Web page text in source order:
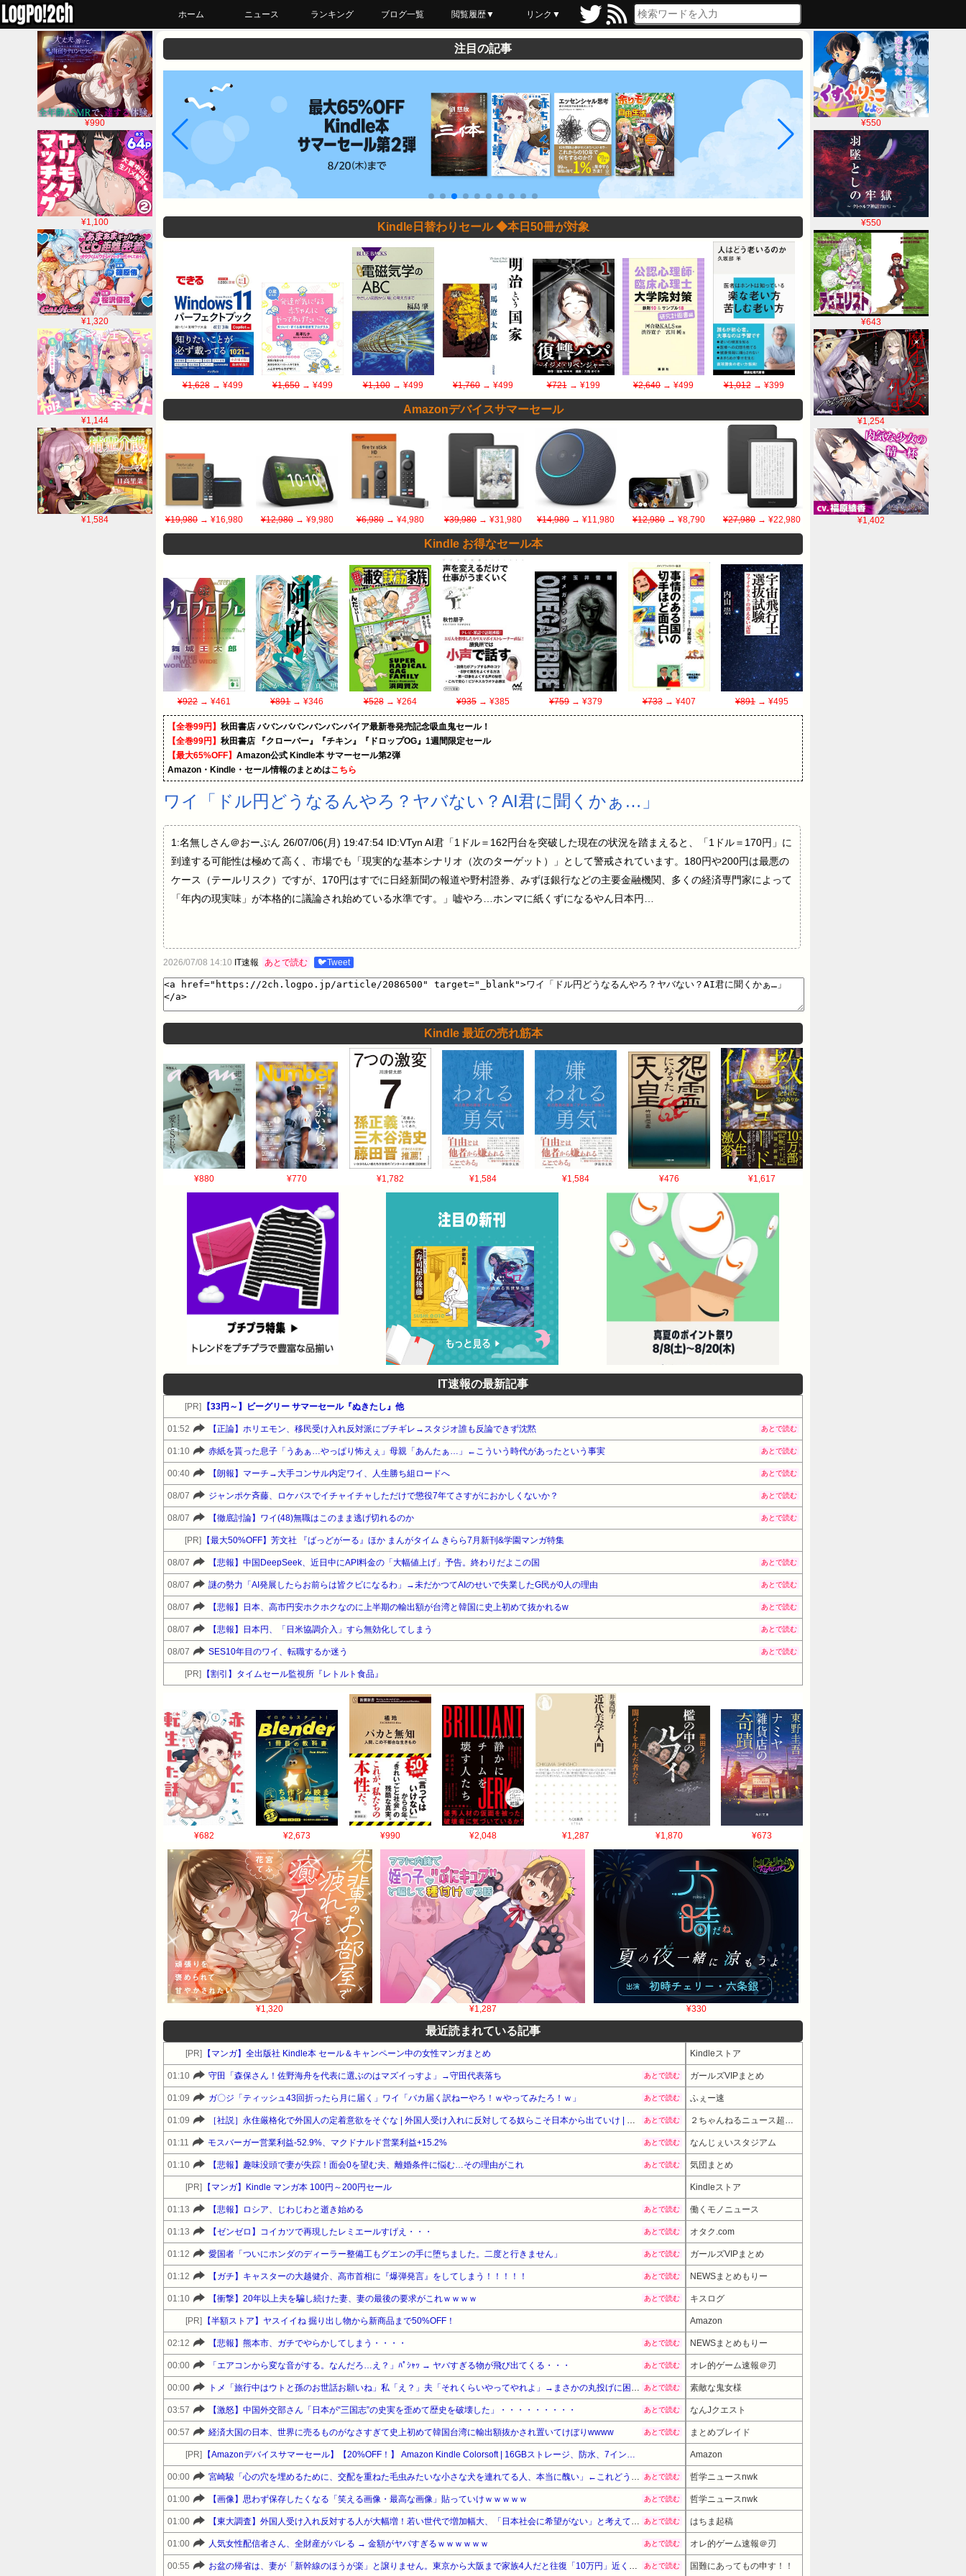
ホーム ニュース ランキング ブログ一覧 閲覧履歴▼
最近読んだ
あとで読む
ブックマーク
リンク▼
¥550
¥550
¥643
¥1,254
¥1,402
¥990
¥1,100
¥1,320
¥1,144
¥1,584
注目の記事
Kindle日替わりセール ◆本日50冊が対象
¥1,628→ ¥499 ¥1,650 → ¥499 ¥1,100→ ¥499 ¥1,760 → ¥499 ¥721→ ¥199 ¥2,640 → ¥499 ¥1,012→ ¥399
Amazonデバイスサマーセール
¥19,980 → ¥16,980 ¥12,980→ ¥9,980 ¥6,980→ ¥4,980 ¥39,980→ ¥31,980 ¥14,980→ ¥11,980 ¥12,980→ ¥8,790 ¥27,980→ ¥22,980
Kindle お得なセール本
¥922 → ¥461 ¥891→ ¥346 ¥528→ ¥264 ¥935→ ¥385 ¥759→ ¥379 ¥733→ ¥407 ¥891→ ¥495
【全巻99円】 秋田書店 ババンババンバンバンパイア最新巻発売記念吸血鬼セール！
【全巻99円】 秋田書店 『クローバー』『チキン』『ドロップOG』1週間限定セール
【最大65%OFF】 Amazon公式 Kindle本 サマーセール第2弾
Amazon・Kindle・セール情報のまとめはこちら
ワイ「ドル円どうなるんやろ？ヤバない？AI君に聞くかぁ…」
1:名無しさん＠おーぷん 26/07/06(月) 19:47:54 ID:VTyn AI君「1ドル＝162円台を突破した現在の状況を踏まえると、「1ドル＝170円」に
到達する可能性は極めて高く、市場でも「現実的な基本シナリオ（次のターゲット）」として警戒されています。180円や200円は最悪の
ケース（テールリスク）ですが、170円はすでに日経新聞の報道や野村證券、みずほ銀行などの主要金融機関、多くの経済専門家によって
「年内の現実味」が本格的に議論され始めている水準です。」嘘やろ…ホンマに紙くずになるやん日本円…
2026/07/08 14:10 IT速報 あとで読む 🐦Tweet
Kindle 最近の売れ筋本
¥880 ¥770 ¥1,782 ¥1,584 ¥1,584 ¥476 ¥1,617
IT速報の最新記事
[PR] 【33円～】ビーグリー サマーセール『ぬきたし』他
01:52 【正論】ホリエモン、移民受け入れ反対派にブチギレ→スタジオ誰も反論できず沈黙 あとで読む
01:10 赤紙を貰った息子「うあぁ…やっぱり怖えぇ」母親「あんたぁ…」←こういう時代があったという事実 あとで読む
00:40 【朗報】マーチ→大手コンサル内定ワイ、人生勝ち組ロードへ あとで読む
08/07 ジャンポケ斉藤、ロケバスでイチャイチャしただけで懲役7年てさすがにおかしくないか？ あとで読む
08/07 【徹底討論】ワイ(48)無職はこのまま逃げ切れるのか あとで読む
[PR] 【最大50%OFF】芳文社 『ばっどがーる』ほか まんがタイム きらら7月新刊&学園マンガ特集
08/07 【悲報】中国DeepSeek、近日中にAPI料金の「大幅値上げ」予告。終わりだよこの国 あとで読む
08/07 謎の勢力「AI発展したらお前らは皆クビになるわ」→未だかつてAIのせいで失業したG民が0人の理由 あとで読む
08/07 【悲報】日本、高市円安ホクホクなのに上半期の輸出額が台湾と韓国に史上初めて抜かれるw あとで読む
08/07 【悲報】日本円、「日米協調介入」すら無効化してしまう あとで読む
08/07 SES10年目のワイ、転職するか迷う あとで読む
[PR] 【割引】タイムセール監視所『レトルト食品』
¥682 ¥2,673 ¥990 ¥2,048 ¥1,287 ¥1,870 ¥673
¥1,320 ¥1,287 ¥330
最近読まれている記事
[PR] 【マンガ】全出版社 Kindle本 セール＆キャンペーン中の女性マンガまとめ Kindleストア
01:10 守田「森保さん！佐野海舟を代表に選ぶのはマズイっすよ」→守田代表落ち あとで読む ガールズVIPまとめ
01:09 ガ〇ジ「ティッシュ43回折ったら月に届く」ワイ「バカ届く訳ねーやろ！ｗやってみたろ！ｗ」 あとで読む ふぇー速
01:09 ［社説］永住厳格化で外国人の定着意欲をそぐな | 外国人受け入れに反対してる奴らこそ日本から出ていけ | 重税で国民の労働意欲を削ぐな あとで読む ２ちゃんねるニュース超速まとめ＋
01:11 モスバーガー営業利益-52.9%、マクドナルド営業利益+15.2% あとで読む なんじぇいスタジアム
01:10 【悲報】趣味没頭で妻が失踪！面会0を望む夫、離婚条件に悩む…その理由がこれ あとで読む 気団まとめ
[PR] 【マンガ】Kindle マンガ本 100円～200円セール Kindleストア
01:13 【悲報】ロシア、じわじわと逝き始める あとで読む 働くモノニュース
01:13 【ゼンゼロ】コイカツで再現したレミエールすげえ・・・ あとで読む オタク.com
01:12 愛国者「ついにホンダのディーラー整備工もグエンの手に堕ちました。二度と行きません」 あとで読む ガールズVIPまとめ
01:12 【ガチ】キャスターの大越健介、高市首相に『爆弾発言』をしてしまう！！！！！ あとで読む NEWSまとめもりー
01:10 【衝撃】20年以上夫を騙し続けた妻、妻の最後の要求がこれｗｗｗｗ あとで読む キスログ
[PR] 【半額ストア】ヤスイイね 掘り出し物から新商品まで50%OFF！ Amazon
02:12 【悲報】熊本市、ガチでやらかしてしまう・・・・ あとで読む NEWSまとめもりー
00:00 「エアコンから変な音がする。なんだろ…え？」ﾊﾟｼｬｯ → ヤバすぎる物が飛び出てくる・・・ あとで読む オレ的ゲーム速報＠刃
00:00 トメ「旅行中はウトと孫のお世話お願いね」私「え？」夫「それくらいやってやれよ」→まさかの丸投げに困惑して… あとで読む 素敵な鬼女様
03:57 【激怒】中国外交部さん「日本が“三国志”の史実を歪めて歴史を破壊した」・・・・・・・・・ あとで読む なんJクエスト
00:57 経済大国の日本、世界に売るものがなさすぎて史上初めて韓国台湾に輸出額抜かされ置いてけぼりwwww あとで読む まとめブレイド
[PR] 【Amazonデバイスサマーセール】【20%OFF！】 Amazon Kindle Colorsoft | 16GBストレージ、防水、7インチカラーディスプレイ、色調調節ライト、最大8週間持続バッテリー、広告無し、ブラック (2025年発売) Amazon
00:00 宮崎駿「心の穴を埋めるために、交配を重ねた毛虫みたいな小さな犬を連れてる人、本当に醜い」←これどう思う？ あとで読む 哲学ニュースnwk
01:00 【画像】思わず保存したくなる「笑える画像・最高な画像」貼っていけｗｗｗｗｗ あとで読む 哲学ニュースnwk
01:00 【東大調査】外国人受け入れ反対する人が大幅増！若い世代で増加幅大、「日本社会に希望がない」と考えている人も反対 あとで読む はちま起稿
01:00 人気女性配信者さん、全財産がバレる → 金額がヤバすぎるｗｗｗｗｗｗ あとで読む オレ的ゲーム速報＠刃
00:55 お盆の帰省は、妻が「新幹線のほうが楽」と譲りません。東京から大阪まで家族4人だと往復「10万円」近くかかるため、私は車で節約したいのですが、実際の費用はどれくらい違うのでしょうか？ [8/7] あとで読む 国難にあってもの申す！！